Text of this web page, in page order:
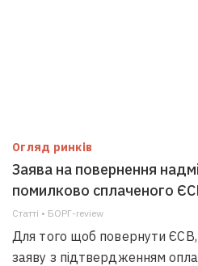
Огляд ринків
Заява на повернення
помилково сплаченого
Статті • БОРГ-review
Для того щоб повернути ЄСВ,
заяву з підтвердженням